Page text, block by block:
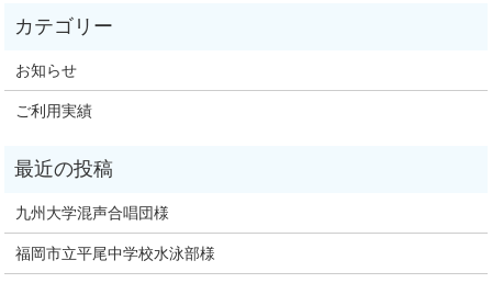
お知らせ
ご利用実績
九州大学混声合唱団様
福岡市立平尾中学校水泳部様